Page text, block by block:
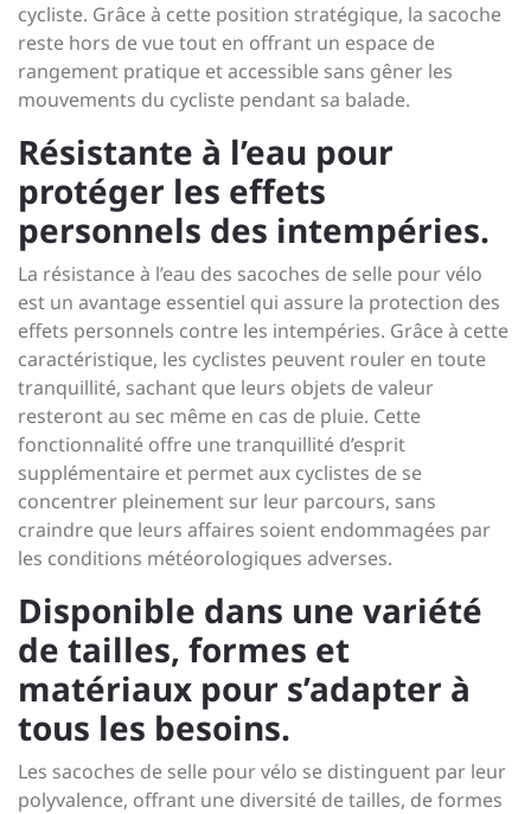
cycliste. Grâce à cette position stratégique, la sacoche
reste hors de vue tout en offrant un espace de
rangement pratique et accessible sans gêner les
mouvements du cycliste pendant sa balade.
Résistante à l’eau pour
protéger les effets
personnels des intempéries.
La résistance à l’eau des sacoches de selle pour vélo
est un avantage essentiel qui assure la protection des
effets personnels contre les intempéries. Grâce à cette
caractéristique, les cyclistes peuvent rouler en toute
tranquillité, sachant que leurs objets de valeur
resteront au sec même en cas de pluie. Cette
fonctionnalité offre une tranquillité d’esprit
supplémentaire et permet aux cyclistes de se
concentrer pleinement sur leur parcours, sans
craindre que leurs affaires soient endommagées par
les conditions météorologiques adverses.
Disponible dans une variété
de tailles, formes et
matériaux pour s’adapter à
tous les besoins.
Les sacoches de selle pour vélo se distinguent par leur
polyvalence, offrant une diversité de tailles, de formes